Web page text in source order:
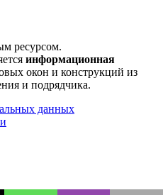
ресурсом.
информационная
окон и конструкций из
и подрядчика.
данных